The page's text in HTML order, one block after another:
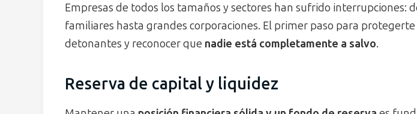
Empresas de todos los tamaños y sectores han sufrido interrupciones:
familiares hasta grandes corporaciones. El primer paso para protegerte
detonantes y reconocer que nadie está completamente a salvo.
Reserva de capital y liquidez